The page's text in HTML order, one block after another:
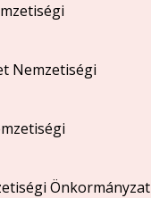
Nemzetiségi
Önkormányzat